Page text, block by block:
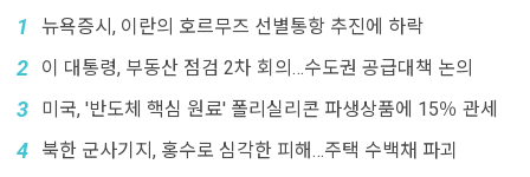
1 뉴욕증시, 이란의 호르무즈 선별통항 추진에 하락
2 이 대통령, 부동산 점검 2차 회의…수도권 공급대책 논의
3 미국, '반도체 핵심 원료' 폴리실리콘 파생상품에 15％ 관세
4 북한 군사기지, 홍수로 심각한 피해…주택 수백채 파괴